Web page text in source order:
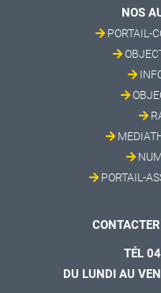
NOS
PORTAIL-
PORTAIL-
TÉL
DU LUNDI AU